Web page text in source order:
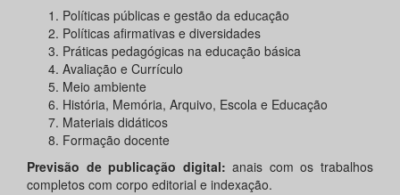
Políticas públicas e gestão da educação
Políticas afirmativas e diversidades
Práticas pedagógicas na educação básica
Avaliação e Currículo
Meio ambiente
História, Memória, Arquivo, Escola e Educação
Materiais didáticos
Formação docente
Previsão de publicação digital: anais com os trabalhos
completos com corpo editorial e indexação.